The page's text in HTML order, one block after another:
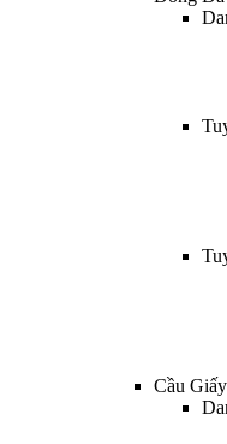
Cầu Giấy